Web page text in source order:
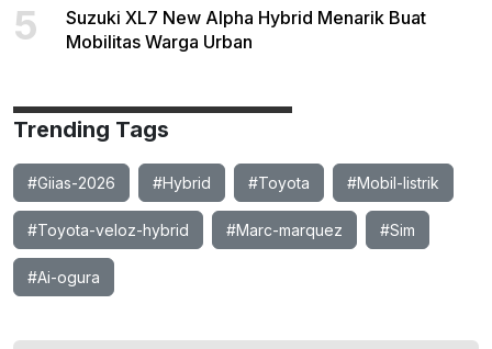
5
Suzuki XL7 New Alpha Hybrid Menarik Buat
Mobilitas Warga Urban
Trending Tags
#Giias-2026 #Hybrid #Toyota #Mobil-listrik
#Toyota-veloz-hybrid #Marc-marquez #Sim
#Ai-ogura